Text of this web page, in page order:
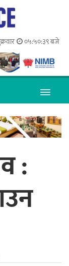
०५:५०:४० बजे
: